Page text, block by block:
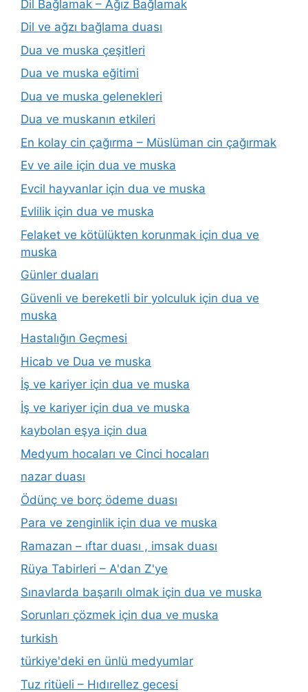
Dil Bağlamak – Ağız Bağlamak
Dil ve ağzı bağlama duası
Dua ve muska çeşitleri
Dua ve muska eğitimi
Dua ve muska gelenekleri
Dua ve muskanın etkileri
En kolay cin çağırma – Müslüman cin çağırmak
Ev ve aile için dua ve muska
Evcil hayvanlar için dua ve muska
Evlilik için dua ve muska
Felaket ve kötülükten korunmak için dua ve
muska
Günler duaları
Güvenli ve bereketli bir yolculuk için dua ve
muska
Hastalığın Geçmesi
Hicab ve Dua ve muska
İş ve kariyer için dua ve muska
İş ve kariyer için dua ve muska
kaybolan eşya için dua
Medyum hocaları ve Cinci hocaları
nazar duası
Ödünç ve borç ödeme duası
Para ve zenginlik için dua ve muska
Ramazan – ıftar duası , imsak duası
Rüya Tabirleri – A'dan Z'ye
Sınavlarda başarılı olmak için dua ve muska
Sorunları çözmek için dua ve muska
turkish
türkiye'deki en ünlü medyumlar
Tuz ritüeli – Hıdırellez gecesi